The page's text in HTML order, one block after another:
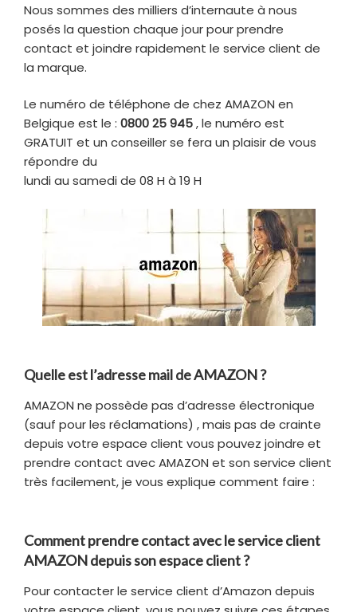
Nous sommes des milliers d’internaute à nous
posés la question chaque jour pour prendre
contact et joindre rapidement le service client de
la marque.
Le numéro de téléphone de chez AMAZON en
Belgique est le : 0800 25 945, le numéro est
GRATUIT et un conseiller se fera un plaisir de vous
répondre du
lundi au samedi de 08 H à 19 H
Quelle est l’adresse mail de AMAZON ?
AMAZON ne possède pas d’adresse électronique
(sauf pour les réclamations) , mais pas de crainte
depuis votre espace client vous pouvez joindre et
prendre contact avec AMAZON et son service client
très facilement, je vous explique comment faire :
Comment prendre contact avec le service client
AMAZON depuis son espace client ?
Pour contacter le service client d’Amazon depuis